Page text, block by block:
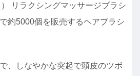
リラクシングマッサージブラシ
約5000個を販売するヘアブラシ
、しなやかな突起で頭皮のツボ